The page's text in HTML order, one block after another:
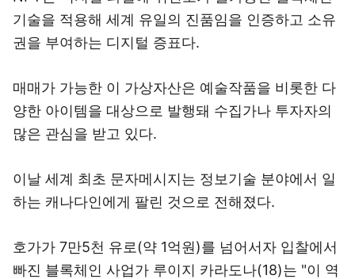
기술을 적용해 세계 유일의 진품임을 인증하고 소유
권을 부여하는 디지털 증표다.
매매가 가능한 이 가상자산은 예술작품을 비롯한 다
양한 아이템을 대상으로 발행돼 수집가나 투자자의
많은 관심을 받고 있다.
이날 세계 최초 문자메시지는 정보기술 분야에서 일
하는 캐나다인에게 팔린 것으로 전해졌다.
호가가 7만5천 유로(약 1억원)를 넘어서자 입찰에서
빠진 블록체인 사업가 루이지 카라도나(18)는 "이 역